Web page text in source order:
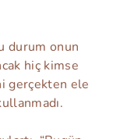
durum onun
hiç kimse
gerçekten ele